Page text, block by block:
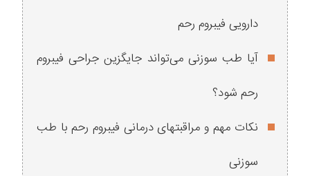
دارویی فیبروم رحم
آیا طب سوزنی می‌تواند جایگزین جراحی فیبروم
رحم شود؟
نکات مهم و مراقبتهای درمانی فیبروم رحم با طب
سوزنی